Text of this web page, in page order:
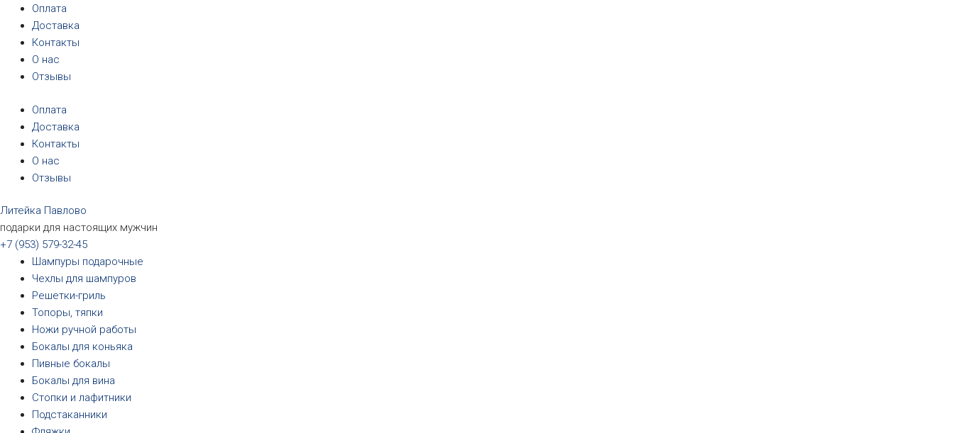
Перейти
содержимому
Оплата
Доставка
Контакты
О нас
Отзывы
Оплата
Доставка
Контакты
О нас
Отзывы
Литейка Павлово
подарки для настоящих мужчин
+7 (953) 579-32-45
Шампуры подарочные
Чехлы для шампуров
Решетки-гриль
Топоры, тяпки
Ножи ручной работы
Бокалы для коньяка
Пивные бокалы
Бокалы для вина
Стопки и лафитники
Подстаканники